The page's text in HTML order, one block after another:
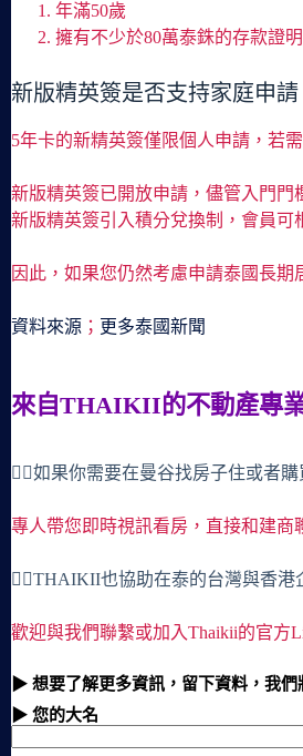
年滿50歲
擁有不少於80萬泰銖的存款證明
新版精英簽是否支持家庭申請
5年卡的新精英簽僅限個人申請，若
新版精英簽已開放申請，儘管入門
新版精英簽引入積分兌換制，會員可
因此，如果您仍然考慮申請泰國長
資料來源 ； 更多泰國新聞
來自THAIKII的不動產專
🙋‍♀️如果你需要在曼谷找房子住或者
專人帶您即時視訊看房，直接和建商
🙋‍♀️THAIKII也協助在泰的台灣與香
歡迎與我們聯繫或加入Thaikii的官方
▶ 想要了解更多資訊，留下資料，我
▶ 您的大名